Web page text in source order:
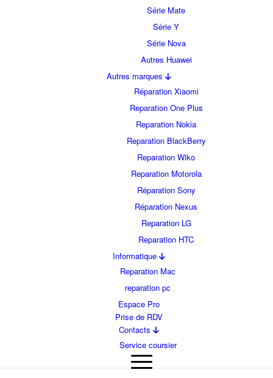
Série Mate
Série Y
Série Nova
Autres Huawei
Autres marques
Réparation Xiaomi
Reparation One Plus
Reparation Nokia
Reparation BlackBerry
Reparation Wiko
Reparation Motorola
Réparation Sony
Réparation Nexus
Reparation LG
Reparation HTC
Informatique
Reparation Mac
reparation pc
Espace Pro
Prise de RDV
Contacts
Service coursier